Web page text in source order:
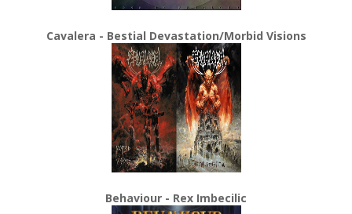
Cavalera - Bestial Devastation/Morbid Visions
Behaviour - Rex Imbecilic